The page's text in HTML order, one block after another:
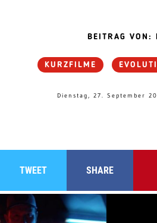
BEITRAG VON:
KURZFILME
Dienstag, 27. September
TWEET SHARE